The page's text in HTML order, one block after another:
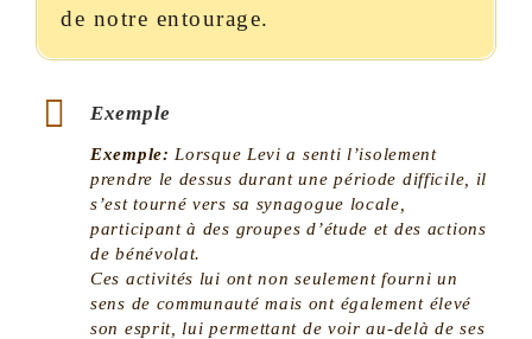
de notre entourage.
Exemple
Exemple: Lorsque Levi a senti l’isolement
prendre le dessus durant une période difficile, il
s’est tourné vers sa synagogue locale,
participant à des groupes d’étude et des actions
de bénévolat.
Ces activités lui ont non seulement fourni un
sens de communauté mais ont également élevé
son esprit, lui permettant de voir au-delà de ses